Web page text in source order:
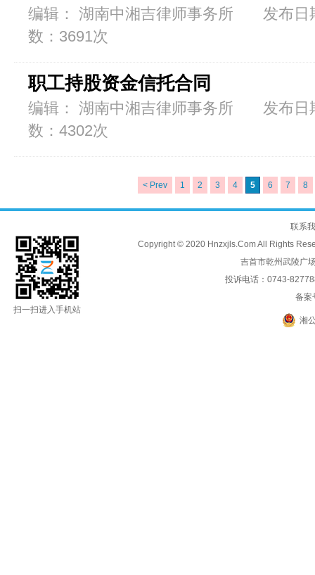
编辑： 湖南中湘吉律师事务所 发布
数：3691次
职工持股资金信托合同
编辑： 湖南中湘吉律师事务所 发布
数：4302次
< Prev 1 2 3 4 5 6 7 8
扫一扫进入手机站
联系
Copyright © 2020 Hnzxjls.Com All Rights
吉首市乾州武陵广
投诉电话：0743-
备案
湘